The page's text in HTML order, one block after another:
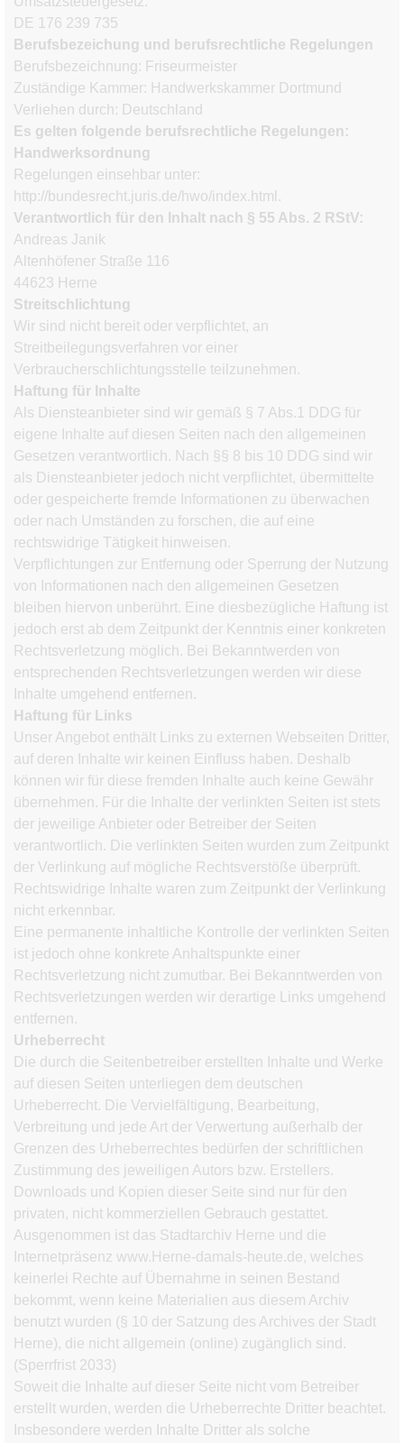
DE 176 239 735
Berufsbezeichung und berufsrechtliche Regelungen
Berufsbezeichnung: Friseurmeister
Zuständige Kammer: Handwerkskammer Dortmund
Verliehen durch: Deutschland
Es gelten folgende berufsrechtliche Regelungen:
Handwerksordnung
Regelungen einsehbar unter:
http://bundesrecht.juris.de/hwo/index.html.
Verantwortlich für den Inhalt nach § 55 Abs. 2 RStV:
Andreas Janik
Altenhöfener Straße 116
44623 Herne
Streitschlichtung
Wir sind nicht bereit oder verpflichtet, an
Streitbeilegungsverfahren vor einer
Verbraucherschlichtungsstelle teilzunehmen.
Haftung für Inhalte
Als Diensteanbieter sind wir gemäß § 7 Abs.1 DDG für
eigene Inhalte auf diesen Seiten nach den allgemeinen
Gesetzen verantwortlich. Nach §§ 8 bis 10 DDG sind wir
als Diensteanbieter jedoch nicht verpflichtet, übermittelte
oder gespeicherte fremde Informationen zu überwachen
oder nach Umständen zu forschen, die auf eine
rechtswidrige Tätigkeit hinweisen.
Verpflichtungen zur Entfernung oder Sperrung der Nutzung
von Informationen nach den allgemeinen Gesetzen
bleiben hiervon unberührt. Eine diesbezügliche Haftung ist
jedoch erst ab dem Zeitpunkt der Kenntnis einer konkreten
Rechtsverletzung möglich. Bei Bekanntwerden von
entsprechenden Rechtsverletzungen werden wir diese
Inhalte umgehend entfernen.
Haftung für Links
Unser Angebot enthält Links zu externen Webseiten Dritter,
auf deren Inhalte wir keinen Einfluss haben. Deshalb
können wir für diese fremden Inhalte auch keine Gewähr
übernehmen. Für die Inhalte der verlinkten Seiten ist stets
der jeweilige Anbieter oder Betreiber der Seiten
verantwortlich. Die verlinkten Seiten wurden zum Zeitpunkt
der Verlinkung auf mögliche Rechtsverstöße überprüft.
Rechtswidrige Inhalte waren zum Zeitpunkt der Verlinkung
nicht erkennbar.
Eine permanente inhaltliche Kontrolle der verlinkten Seiten
ist jedoch ohne konkrete Anhaltspunkte einer
Rechtsverletzung nicht zumutbar. Bei Bekanntwerden von
Rechtsverletzungen werden wir derartige Links umgehend
entfernen.
Urheberrecht
Die durch die Seitenbetreiber erstellten Inhalte und Werke
auf diesen Seiten unterliegen dem deutschen
Urheberrecht. Die Vervielfältigung, Bearbeitung,
Verbreitung und jede Art der Verwertung außerhalb der
Grenzen des Urheberrechtes bedürfen der schriftlichen
Zustimmung des jeweiligen Autors bzw. Erstellers.
Downloads und Kopien dieser Seite sind nur für den
privaten, nicht kommerziellen Gebrauch gestattet.
Ausgenommen ist das Stadtarchiv Herne und die
Internetpräsenz www.Herne-damals-heute.de, welches
keinerlei Rechte auf Übernahme in seinen Bestand
bekommt, wenn keine Materialien aus diesem Archiv
benutzt wurden (§ 10 der Satzung des Archives der Stadt
Herne), die nicht allgemein (online) zugänglich sind .
(Sperrfrist 2033)
Soweit die Inhalte auf dieser Seite nicht vom Betreiber
erstellt wurden, werden die Urheberrechte Dritter beachtet.
Insbesondere werden Inhalte Dritter als solche